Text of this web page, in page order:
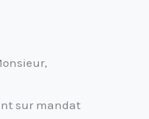
sur mandat